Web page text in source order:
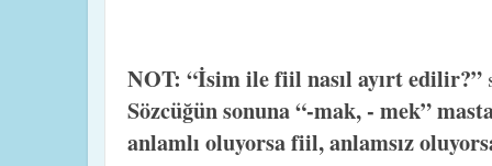
NOT: “İsim ile fiil nasıl ayırt edilir?”
Sözcüğün sonuna “-mak, - mek”
anlamlı oluyorsa fiil, anlamsız